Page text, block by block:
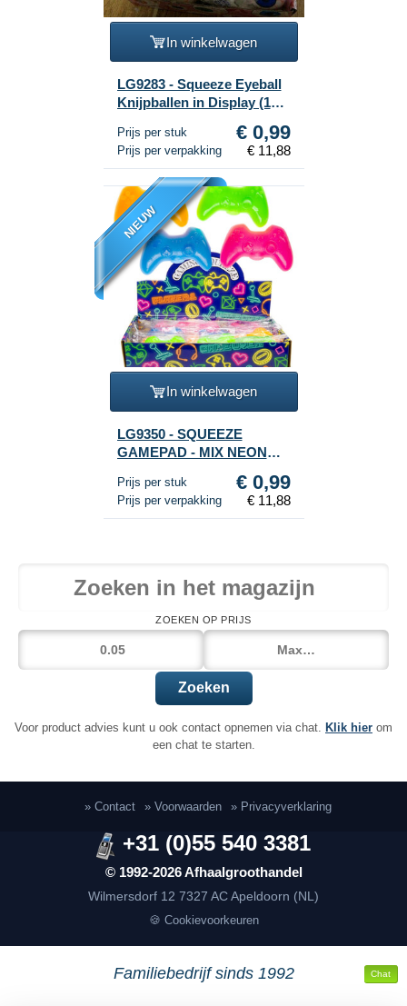
Chat
In winkelwagen
LG9283 - Squeeze Eyeball
Knijpballen in Display (12
Prijs per stuk € 0,99
Prijs per verpakking € 11,88
NIEUW
In winkelwagen
LG9350 - SQUEEZE
GAMEPAD - MIX NEON
(12st.)
Prijs per stuk € 0,99
Prijs per verpakking € 11,88
ZOEKEN OP PRIJS
Zoeken
Voor product advies kunt u ook contact opnemen via chat. Klik hier om
een chat te starten.
» Contact » Voorwaarden » Privacyverklaring
© 1992-2026 Afhaalgroothandel
Wilmersdorf 12 7327 AC Apeldoorn (NL)
+31 (0)55 540 3381
🍪 Cookievoorkeuren
Familiebedrijf sinds 1992